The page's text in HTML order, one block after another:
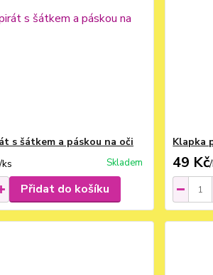
s šátkem a páskou na oči
ks Skladem
Přidat do košíku
Klapka
49 Kč/